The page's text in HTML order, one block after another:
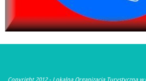
Copyright 2012 - Lokalna Organizacja Turystyczna